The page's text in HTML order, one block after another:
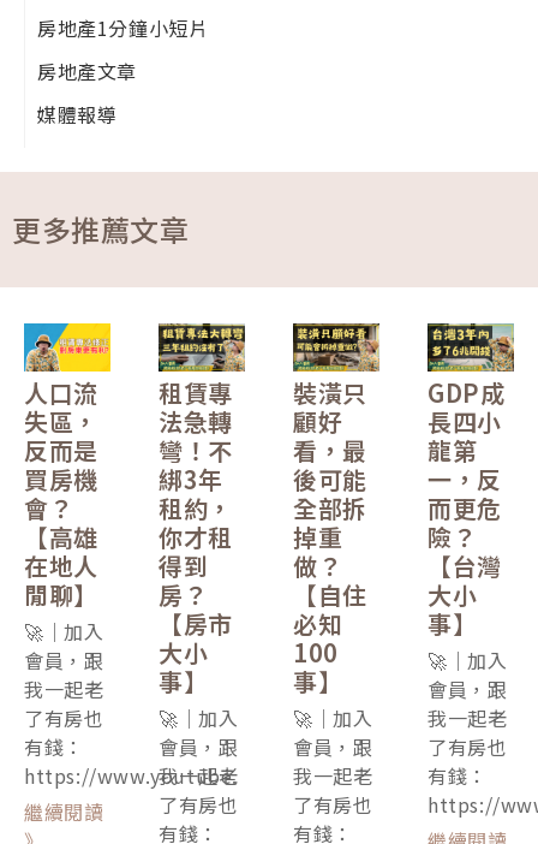
房地產1分鐘小短片
房地產文章
媒體報導
更多推薦文章
人口流
失區，
反而是
買房機
會？
【高雄
在地人
閒聊】
🚀｜加入
會員，跟
我一起老
了有房也
有錢：
https://www.youtube.
繼續閱讀
租賃專
法急轉
彎！不
綁3年
租約，
你才租
得到
房？
【房市
大小
事】
🚀｜加入
會員，跟
我一起老
了有房也
有錢：
裝潢只
顧好
看，最
後可能
全部拆
掉重
做？
【自住
必知
100
事】
🚀｜加入
會員，跟
我一起老
了有房也
有錢：
GDP成
長四小
龍第
一，反
而更危
險？
【台灣
大小
事】
🚀｜加入
會員，跟
我一起老
了有房也
有錢：
https://